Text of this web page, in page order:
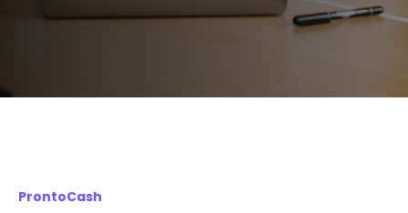
ProntoCash